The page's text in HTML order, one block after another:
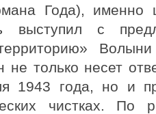
Года), именно
выступил с
только несет
1943 года, но и
чистках. По